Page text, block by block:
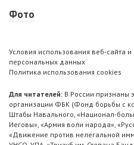
Фото
Условия использования веб-сайта
персональных данных
Политика использования cookies
Для читателей: В России признаны
организации ФБК (Фонд борьбы с
Штабы Навального, «Национал-
Иеговы», «Армия воли народа»,
«Движение против нелегальной